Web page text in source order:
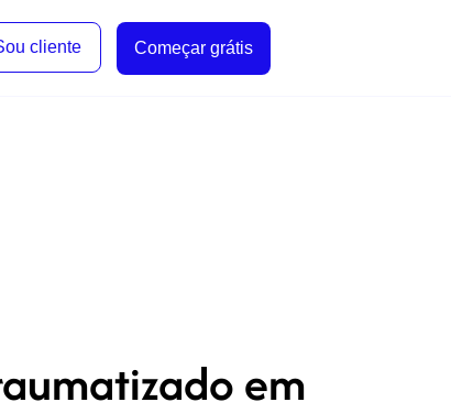
cliente Começar grátis
em